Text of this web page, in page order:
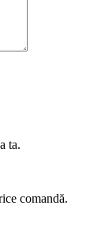
ta.
comandă.